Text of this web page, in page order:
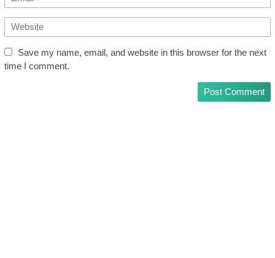
Save my name, email, and website in this browser for the next
time I comment.